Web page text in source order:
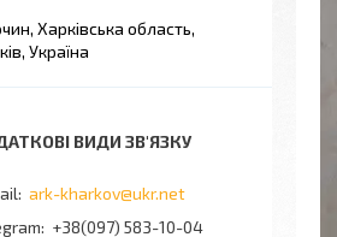
Харківська область,
Україна
ark-kharkov@ukr.net
+38(097) 583-10-04